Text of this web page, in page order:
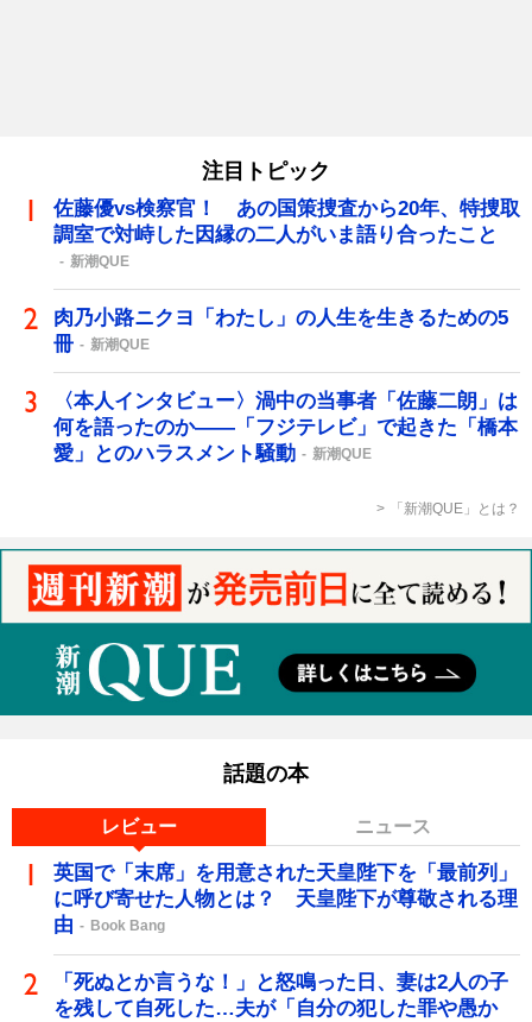
注目トピック
佐藤優vs検察官！ あの国策捜査から20年、特捜取
調室で対峙した因縁の二人がいま語り合ったこと
新潮QUE
肉乃小路ニクヨ「わたし」の人生を生きるための5
冊
新潮QUE
〈本人インタビュー〉渦中の当事者「佐藤二朗」は
何を語ったのか――「フジテレビ」で起きた「橋本
愛」とのハラスメント騒動
新潮QUE
「新潮QUE」とは？
話題の本
レビュー ニュース
英国で「末席」を用意された天皇陛下を「最前列」
に呼び寄せた人物とは？ 天皇陛下が尊敬される理
由
Book Bang
「死ぬとか言うな！」と怒鳴った日、妻は2人の子
を残して自死した…夫が「自分の犯した罪や愚か